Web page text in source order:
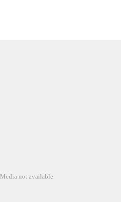
Media not available